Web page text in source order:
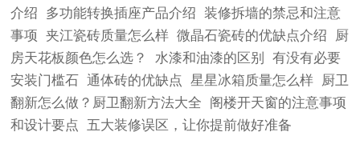
介绍
多功能转换插座产品介绍
装修拆墙的禁忌和注意
事项
夹江瓷砖质量怎么样 微晶石瓷砖的优缺点介绍
厨
房天花板颜色怎么选？
水漆和油漆的区别
有没有必要
安装门槛石
通体砖的优缺点 星星冰箱质量怎么样 厨卫
翻新怎么做？厨卫翻新方法大全
阁楼开天窗的注意事项
和设计要点
五大装修误区，让你提前做好准备